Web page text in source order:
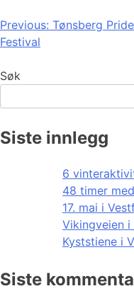
Previous: Tønsberg Pride
Festival
Søk
Siste innlegg
6
48 timer
17. mai i
Vikingveien i
Kyststiene i
Siste